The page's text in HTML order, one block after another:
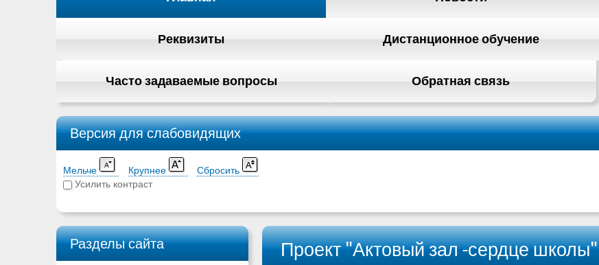
Реквизиты Дистанционное обучение
Часто задаваемые вопросы Обратная связь
Версия для слабовидящих
Мельче Крупнее
Сбросить
Усилить контраст
Разделы сайта Проект "Актовый зал -сердце школы"